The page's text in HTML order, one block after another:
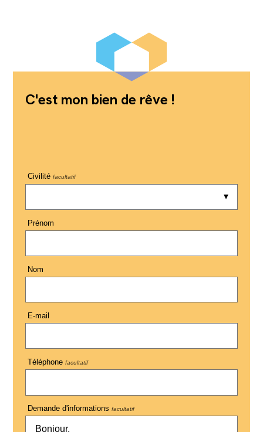
C'est mon bien de rêve !
Civilité facultatif
Prénom
Nom
E-mail
Téléphone facultatif
Demande d'informations facultatif